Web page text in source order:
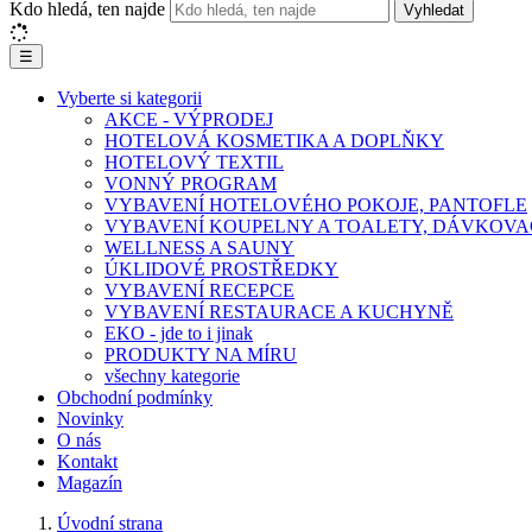
Kdo hledá, ten najde Vyhledat
☰
Vyberte si kategorii
AKCE - VÝPRODEJ
HOTELOVÁ KOSMETIKA A DOPLŇKY
HOTELOVÝ TEXTIL
VONNÝ PROGRAM
VYBAVENÍ HOTELOVÉHO POKOJE, PANTOFLE
VYBAVENÍ KOUPELNY A TOALETY,
WELLNESS A SAUNY
ÚKLIDOVÉ PROSTŘEDKY
VYBAVENÍ RECEPCE
VYBAVENÍ RESTAURACE A KUCHYNĚ
EKO - jde to i jinak
PRODUKTY NA MÍRU
všechny kategorie
Obchodní podmínky
Novinky
O nás
Kontakt
Magazín
Úvodní strana